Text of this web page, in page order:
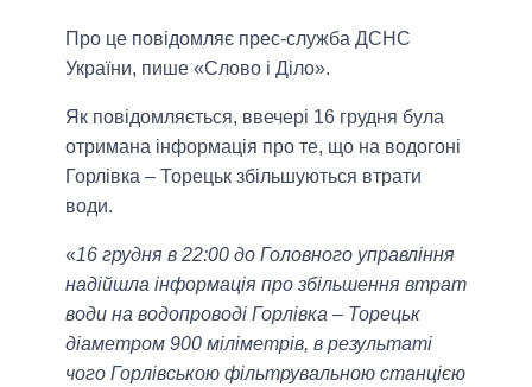
Про це повідомляє прес-служба ДСНС
України, пише «Слово і Діло».
Як повідомляється, ввечері 16 грудня була
отримана інформація про те, що на водогоні
Горлівка – Торецьк збільшуються втрати
води.
«16 грудня в 22:00 до Головного управління
надійшла інформація про збільшення втрат
води на водопроводі Горлівка – Торецьк
діаметром 900 міліметрів, в результаті
чого Горлівською фільтрувальною станцією